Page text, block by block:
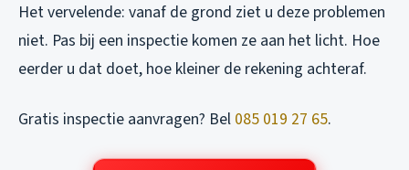
Het vervelende: vanaf de grond ziet u deze problemen
niet. Pas bij een inspectie komen ze aan het licht. Hoe
eerder u dat doet, hoe kleiner de rekening achteraf.
Gratis inspectie aanvragen? Bel 085 019 27 65.